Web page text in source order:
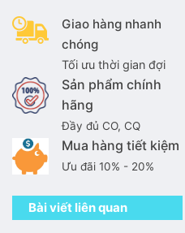
Giao hàng nhanh
chóng
Tối ưu thời gian đợi
Sản phẩm chính
hãng
Đầy đủ CO, CQ
Mua hàng tiết kiệm
Ưu đãi 10% - 20%
Bài viết liên quan